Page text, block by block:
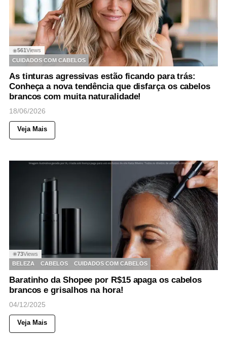
◉561Views
CUIDADOS COM CABELOS
As tinturas agressivas estão ficando para trás:
Conheça a nova tendência que disfarça os cabelos
brancos com muita naturalidade!
18/06/2026
Veja Mais
◉73Views
BELEZA
CABELOS CUIDADOS COM CABELOS
Baratinho da Shopee por R$15 apaga os cabelos
brancos e grisalhos na hora!
04/12/2025
Veja Mais